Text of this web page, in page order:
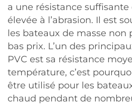
a une résistance
élevée à l’abrasion. Il est
les bateaux de masse non
bas prix. L’un des
PVC est sa résistance
température, c’est
être utilisé pour les
chaud pendant de